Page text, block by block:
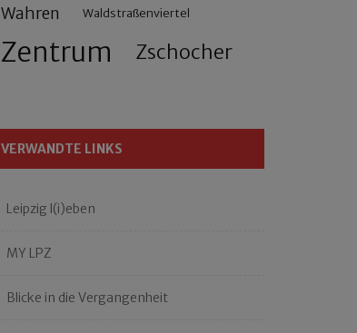
Wahren Waldstraßenviertel
Zentrum Zschocher
VERWANDTE LINKS
Leipzig l(i)eben
MY LPZ
Blicke in die Vergangenheit